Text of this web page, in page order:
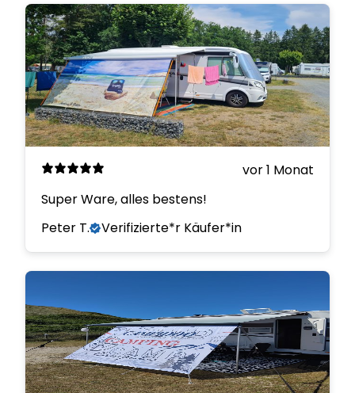
vor 1 Monat
Super Ware, alles bestens!
Peter T.
Verifizierte*r Käufer*in